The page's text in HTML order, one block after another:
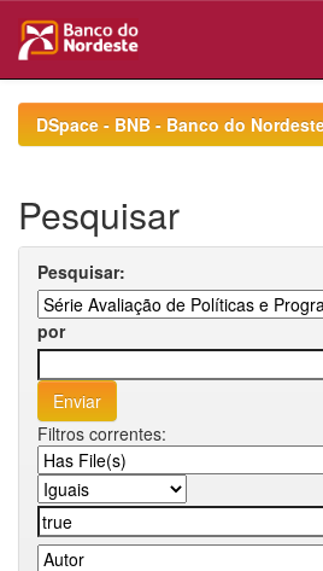
navigationDSpace - BNB - Banco do
Pesquisar
Pesquisar:
por
Filtros correntes: